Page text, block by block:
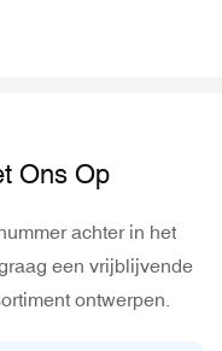
Ons Op
achter in het
een vrijblijvende
ontwerpen.